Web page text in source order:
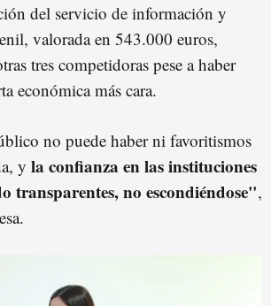
del servicio de información y
valorada en 543.000 euros,
tres competidoras pese a haber
económica más cara.
no puede haber ni favoritismos
y la confianza en las instituciones
transparentes, no escondiéndose",